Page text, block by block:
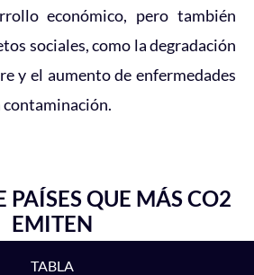
económico, pero también
sociales, como la degradación
y el aumento de enfermedades
contaminación.
PAÍSES QUE MÁS CO2
EMITEN
TABLA